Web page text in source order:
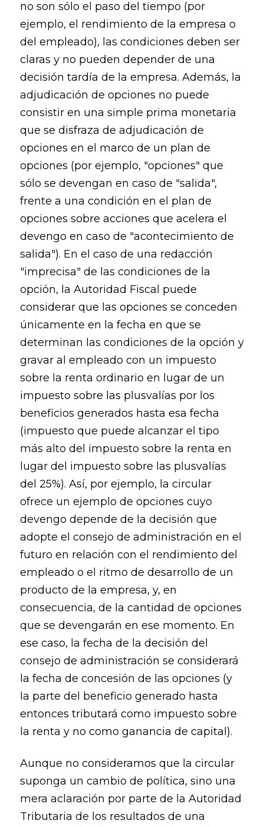
no son sólo el paso del tiempo (por
ejemplo, el rendimiento de la empresa o
del empleado), las condiciones deben ser
claras y no pueden depender de una
decisión tardía de la empresa. Además, la
adjudicación de opciones no puede
consistir en una simple prima monetaria
que se disfraza de adjudicación de
opciones en el marco de un plan de
opciones (por ejemplo, "opciones" que
sólo se devengan en caso de "salida",
frente a una condición en el plan de
opciones sobre acciones que acelera el
devengo en caso de "acontecimiento de
salida"). En el caso de una redacción
"imprecisa" de las condiciones de la
opción, la Autoridad Fiscal puede
considerar que las opciones se conceden
únicamente en la fecha en que se
determinan las condiciones de la opción y
gravar al empleado con un impuesto
sobre la renta ordinario en lugar de un
impuesto sobre las plusvalías por los
beneficios generados hasta esa fecha
(impuesto que puede alcanzar el tipo
más alto del impuesto sobre la renta en
lugar del impuesto sobre las plusvalías
del 25%). Así, por ejemplo, la circular
ofrece un ejemplo de opciones cuyo
devengo depende de la decisión que
adopte el consejo de administración en el
futuro en relación con el rendimiento del
empleado o el ritmo de desarrollo de un
producto de la empresa, y, en
consecuencia, de la cantidad de opciones
que se devengarán en ese momento. En
ese caso, la fecha de la decisión del
consejo de administración se considerará
la fecha de concesión de las opciones (y
la parte del beneficio generado hasta
entonces tributará como impuesto sobre
la renta y no como ganancia de capital).
Aunque no consideramos que la circular
suponga un cambio de política, sino una
mera aclaración por parte de la Autoridad
Tributaria de los resultados de una